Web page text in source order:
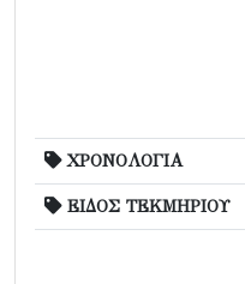
ΧΡΟΝΟΛΟΓΙΑ
ΕΙΔΟΣ ΤΕΚΜΗΡΙΟΥ